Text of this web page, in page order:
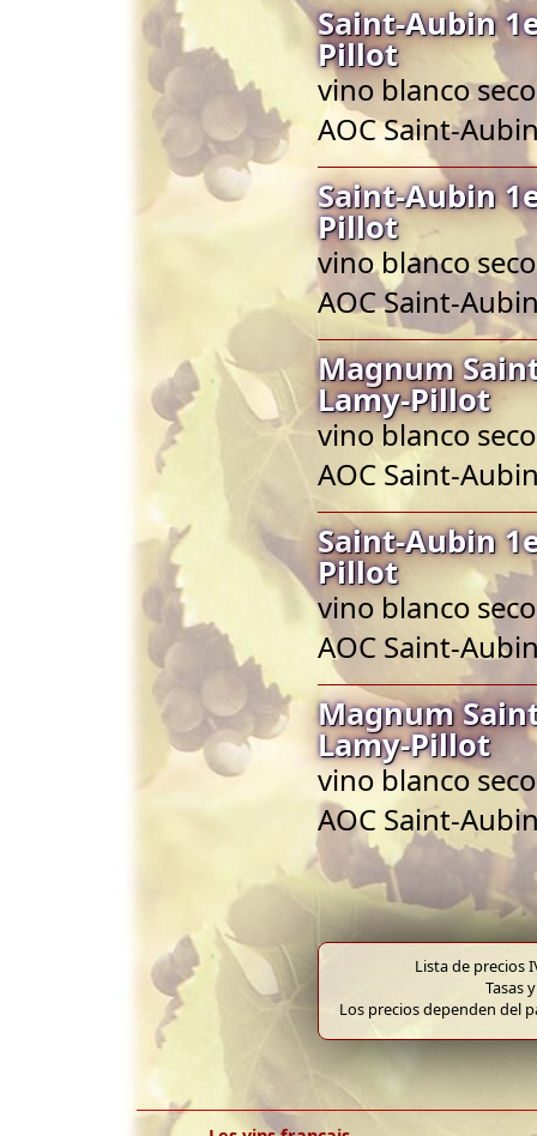
Saint-Aubin
Pillot
vino blanco
AOC Saint-
Saint-Aubin
Pillot
vino blanco
AOC Saint-
Magnum
Lamy-Pillot
vino blanco
AOC Saint-
Saint-Aubin
Pillot
vino blanco
AOC Saint-
Magnum
Lamy-Pillot
vino blanco
AOC Saint-
Lista de precios
Tasas
Los precios dependen del